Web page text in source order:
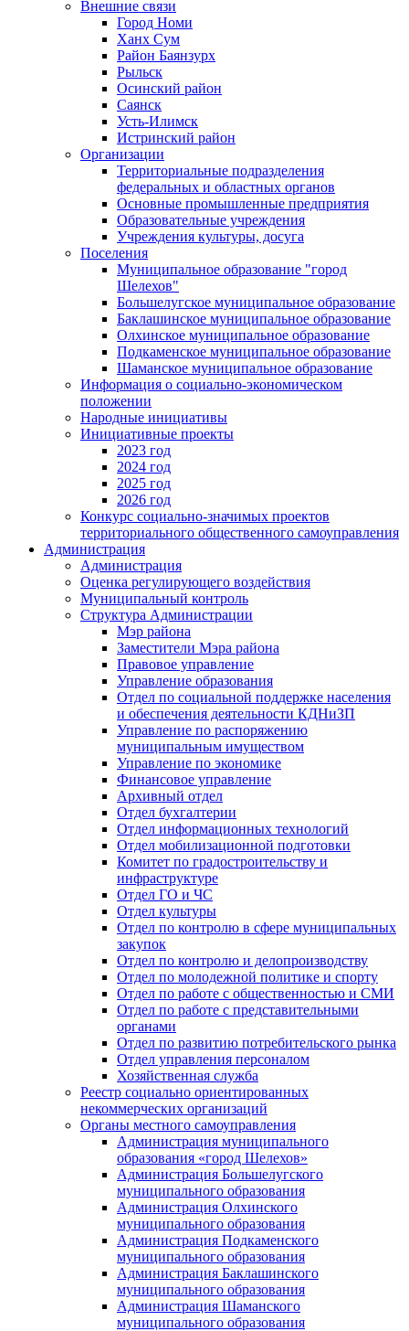
Внешние связи
Город Номи
Ханх Сум
Район Баянзурх
Рыльск
Осинский район
Саянск
Усть-Илимск
Истринский район
Организации
Территориальные подразделения
федеральных и областных органов
Основные промышленные предприятия
Образовательные учреждения
Учреждения культуры, досуга
Поселения
Муниципальное образование "город
Шелехов"
Большелугское муниципальное образование
Баклашинское муниципальное образование
Олхинское муниципальное образование
Подкаменское муниципальное образование
Шаманское муниципальное образование
Информация о социально-экономическом
положении
Народные инициативы
Инициативные проекты
2023 год
2024 год
2025 год
2026 год
Конкурс социально-значимых проектов
территориального общественного самоуправления
Администрация
Администрация
Оценка регулирующего воздействия
Муниципальный контроль
Структура Администрации
Мэр района
Заместители Мэра района
Правовое управление
Управление образования
Отдел по социальной поддержке населения
и обеспечения деятельности КДНиЗП
Управление по распоряжению
муниципальным имуществом
Управление по экономике
Финансовое управление
Архивный отдел
Отдел бухгалтерии
Отдел информационных технологий
Отдел мобилизационной подготовки
Комитет по градостроительству и
инфраструктуре
Отдел ГО и ЧС
Отдел культуры
Отдел по контролю в сфере муниципальных
закупок
Отдел по контролю и делопроизводству
Отдел по молодежной политике и спорту
Отдел по работе с общественностью и СМИ
Отдел по работе с представительными
органами
Отдел по развитию потребительского рынка
Отдел управления персоналом
Хозяйственная служба
Реестр социально ориентированных
некоммерческих организаций
Органы местного самоуправления
Администрация муниципального
образования «город Шелехов»
Администрация Большелугского
муниципального образования
Администрация Олхинского
муниципального образования
Администрация Подкаменского
муниципального образования
Администрация Баклашинского
муниципального образования
Администрация Шаманского
муниципального образования